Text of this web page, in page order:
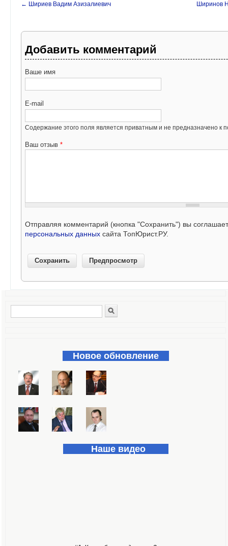
← Шириев Вадим Азизалиевич Ширинов
Добавить комментарий
Ваше имя
E-mail
Содержание этого поля является приватным и не предназначено к
Ваш отзыв *
Отправляя комментарий (кнопка "Сохранить") вы
персональных данных сайта ТопЮрист.РУ.
Форма поиска
Новое обновление
Наше видео